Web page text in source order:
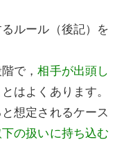
ルール（後記）を
で，相手が出頭し
はよくあります。
想定されるケース
の扱いに持ち込む